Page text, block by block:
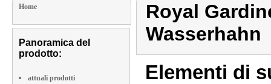
Home
Panoramica del
prodotto:
attuali prodotti
Royal
Wasserhahn
Elementi di